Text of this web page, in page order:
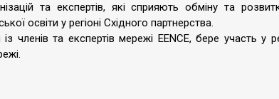
та експертів, які сприяють обміну та
освіти у регіоні Східного партнерства.
членів та експертів мережі EENCE, бере участь у